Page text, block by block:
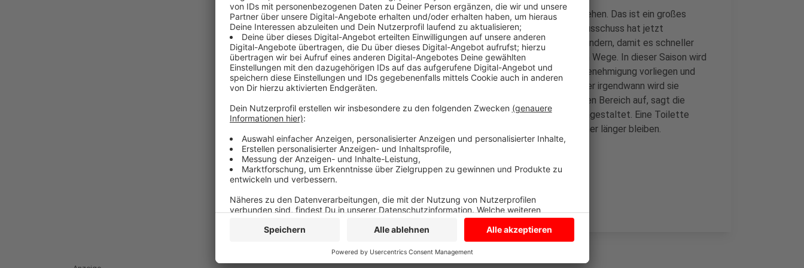
Das Problem: Es gibt hier bislang keine Gelegenheit aufs Klo zu gehen. Das ist ein großes
Ärgernis. Eine Toilette fehlt. Das ändert sich jetzt aber. Der Bauausschuss hat jetzt
beschlossen, den Bebauungsplan im vereinfachten Verfahren zu ändern, damit es schneller
geht. Stimmt der Kreis zu, steht einer Toilette hier nichts mehr im Wege. In dieser Saison wird
es aber voraussichtlich noch nichts damit. Erst einmal muss die Genehmigung vorliegen und
dann gibt es ja auch immer wieder Probleme mit Lieferfristen. Aber irgendwann wird sie
aufgebaut, die Toilettenanlage am Hafenplatz. Und das wertet den Bereich auf, sagt die
Gemeinde. Sie hat ihn vor einigen Jahren umfangreich attraktiv umgestaltet. Eine Toilette
steigere die Aufenthaltsqualität und sorge dafür, dass die Besucher länger bleiben.
Anzeige